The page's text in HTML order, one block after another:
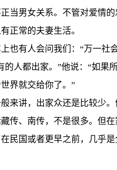
当男女关系。不管对爱情
正常的夫妻生活。
也有人会问我们：“万一社
的人都出家。”他说：“如果
界就交给你了。”
来讲，出家众还是比较少
传、南传，不是很多。但
民国或者更早之前，几乎